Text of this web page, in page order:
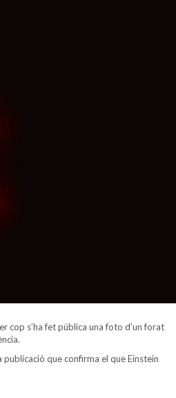
cop s’ha fet pública una foto d’un forat
que confirma el que Einstein